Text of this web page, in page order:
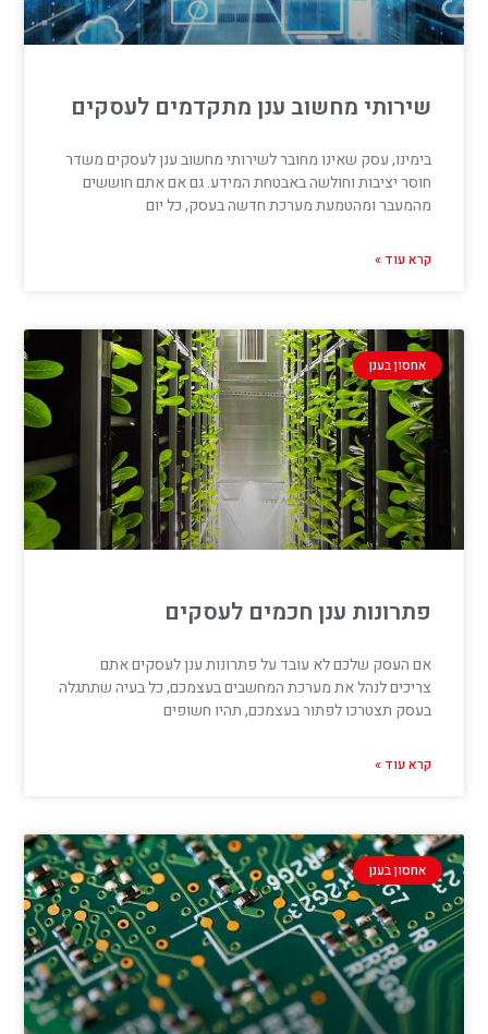
שירותי מחשוב ענן מתקדמים לעסקים
בימינו, עסק שאינו מחובר לשירותי מחשוב ענן לעסקים משדר
חוסר יציבות וחולשה באבטחת המידע. גם אם אתם חוששים
מהמעבר ומהטמעת מערכת חדשה בעסק, כל יום
קרא עוד »
אחסון בענן
פתרונות ענן חכמים לעסקים
אם העסק שלכם לא עובד על פתרונות ענן לעסקים אתם
צריכים לנהל את מערכת המחשבים בעצמכם, כל בעיה שתתגלה
בעסק תצטרכו לפתור בעצמכם, תהיו חשופים
קרא עוד »
אחסון בענן